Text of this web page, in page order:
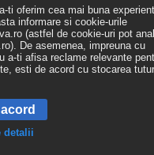
ti oferim cea mai buna
informare si cookie-urile
(astfel de cookie-uri pot
De asemenea, impreuna cu
a-ti afisa reclame relevante
esti de acord cu stocarea
detalii